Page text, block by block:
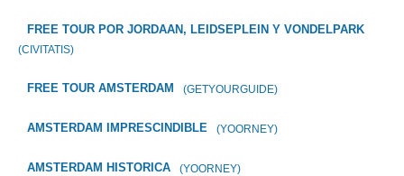
FREE TOUR POR JORDAAN, LEIDSEPLEIN Y VONDELPARK
(CIVITATIS)
FREE TOUR AMSTERDAM (GETYOURGUIDE)
AMSTERDAM IMPRESCINDIBLE (YOORNEY)
AMSTERDAM HISTORICA (YOORNEY)